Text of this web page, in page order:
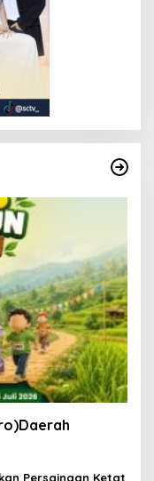
Persaingan Ketat